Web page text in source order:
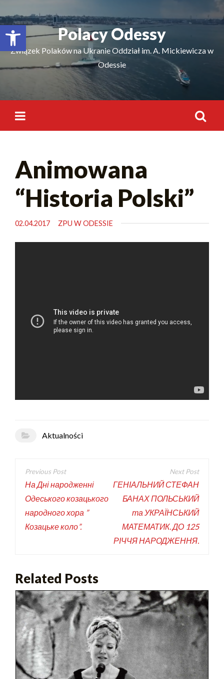
Відкрити Панель інструментівPolacy Odessy
Związek Polaków na Ukranie Oddział im. A. Mickiewicza w
Odessie
Animowana
“Historia Polski”
02.04.2017 ZPU W ODESSIE
Aktualności
На Дні народженні
Одеського козацького
народного хора ”
Козацьке коло”.
ГЕНІАЛЬНИЙ СТЕФАН
БАНАХ ПОЛЬСЬКИЙ
та УКРАЇНСЬКИЙ
МАТЕМАТИК. ДО 125
РІЧЧЯ НАРОДЖЕННЯ.
Related Posts